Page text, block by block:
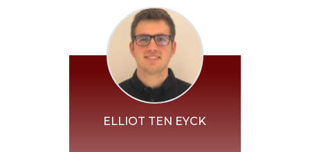
ELLIOT TEN EYCK